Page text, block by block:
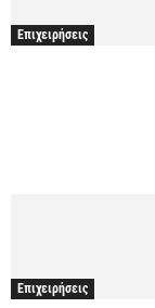
Επιχειρήσεις
Επιχειρήσεις